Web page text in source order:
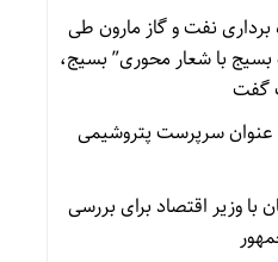
نفت و گاز مارون طی
بسیج با شعار محوری” بسیج،
گفت
سرپرست پتروشیمی
با وزیر اقتصاد برای بررسی